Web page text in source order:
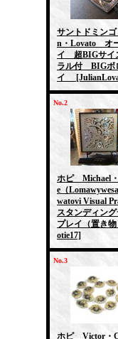
サントドミン
n・Lovato オ
イ 超BIGサイ
ラル付 BIGボ
イ
No.2
ホピ Michael
e（
watovi Visual
スタンディン
プレイ（置き物
otie17]
No.3
ホピ Victor・